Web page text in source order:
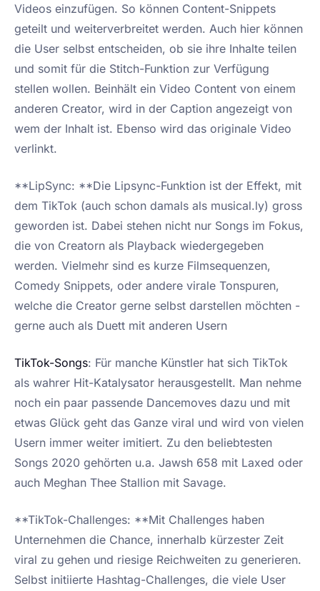
Videos einzufügen. So können Content-Snippets
geteilt und weiterverbreitet werden. Auch hier können
die User selbst entscheiden, ob sie ihre Inhalte teilen
und somit für die Stitch-Funktion zur Verfügung
stellen wollen. Beinhält ein Video Content von einem
anderen Creator, wird in der Caption angezeigt von
wem der Inhalt ist. Ebenso wird das originale Video
verlinkt.
**LipSync: **Die Lipsync-Funktion ist der Effekt, mit
dem TikTok (auch schon damals als musical.ly) gross
geworden ist. Dabei stehen nicht nur Songs im Fokus,
die von Creatorn als Playback wiedergegeben
werden. Vielmehr sind es kurze Filmsequenzen,
Comedy Snippets, oder andere virale Tonspuren,
welche die Creator gerne selbst darstellen möchten -
gerne auch als Duett mit anderen Usern
TikTok-Songs: Für manche Künstler hat sich TikTok
als wahrer Hit-Katalysator herausgestellt. Man nehme
noch ein paar passende Dancemoves dazu und mit
etwas Glück geht das Ganze viral und wird von vielen
Usern immer weiter imitiert. Zu den beliebtesten
Songs 2020 gehörten u.a. Jawsh 658 mit Laxed oder
auch Meghan Thee Stallion mit Savage.
**TikTok-Challenges: **Mit Challenges haben
Unternehmen die Chance, innerhalb kürzester Zeit
viral zu gehen und riesige Reichweiten zu generieren.
Selbst initiierte Hashtag-Challenges, die viele User